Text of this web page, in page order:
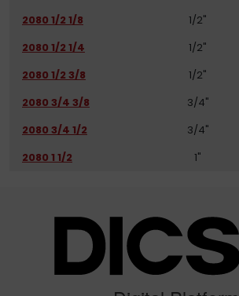
2080 1/2 1/8
1/2"
2080 1/2 1/4
1/2"
2080 1/2 3/8
1/2"
2080 3/4 3/8
3/4"
2080 3/4 1/2
3/4"
2080 1 1/2
1"